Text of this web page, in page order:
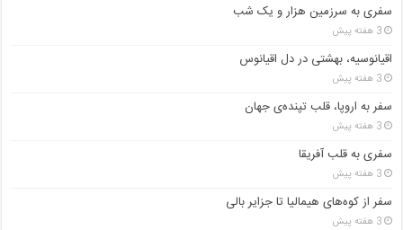
سفری به سرزمین هزار و یک شب
3 هفته پیش
اقیانوسیه، بهشتی در دل اقیانوس
3 هفته پیش
سفر به اروپا، قلب تپنده‌ی جهان
3 هفته پیش
سفری به قلب آفریقا
3 هفته پیش
سفر از کوه‌های هیمالیا تا جزایر بالی
3 هفته پیش